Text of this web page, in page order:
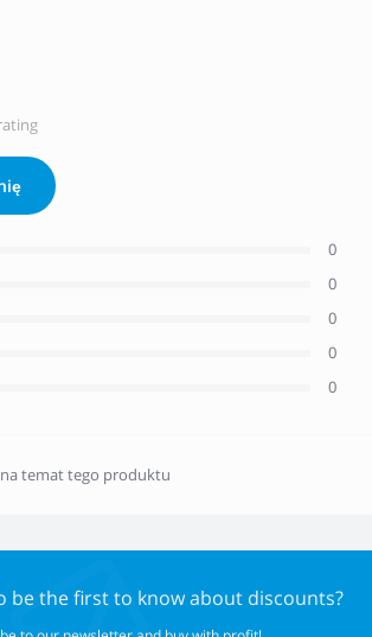
0
0
0
0
0
na temat tego produktu
be the first to know about discounts?